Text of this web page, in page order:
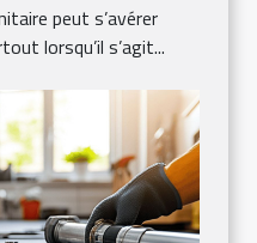
peut s’avérer
lorsqu’il s’agit...